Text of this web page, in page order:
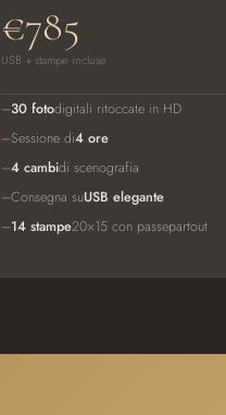
€785
USB + stampe incluse
30 fotodigitali ritoccate in HD
Sessione di4 ore
4 cambidi scenografia
Consegna suUSB elegante
14 stampe20×15 con passepartout